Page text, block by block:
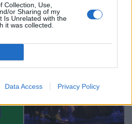
Collection, Use,
or Sharing of my
Is Unrelated with the
it was collected.
Data Access Privacy Policy
,opéra montpellier